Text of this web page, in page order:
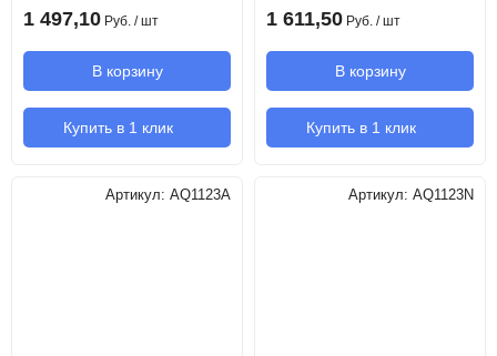
1 497,10 Руб. / шт
В корзину
Купить в 1 клик
1 611,50 Руб. / шт
В корзину
Купить в 1 клик
Артикул: AQ1123A Артикул: AQ1123N